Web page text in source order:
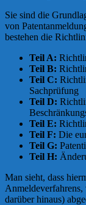
Sie sind die
von
bestehen die
Teil A:
Teil B:
Teil C:
Sachprüfung
Teil D:
Teil E:
Teil F: Die
Teil G:
Teil H:
Man sieht, dass
darüber hinaus)